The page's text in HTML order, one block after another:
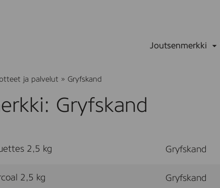
Joutsenmerkki
ja palvelut » Gryfskand
Gryfskand
2,5 kg Gryfskand
2,5 kg Gryfskand